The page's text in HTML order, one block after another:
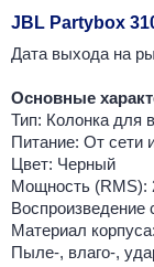
JBL Partybox
Дата выхода на
Основные
Тип: Колонка для
Питание: От сети
Цвет: Черный
Мощность (RMS):
Воспроизведение
Материал
Пыле-, влаго-,